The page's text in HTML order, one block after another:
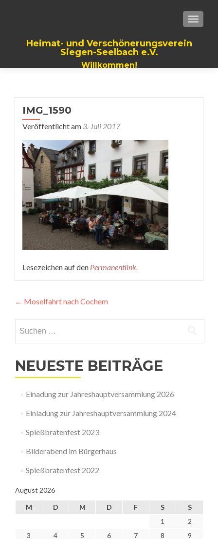
Heimat- und Verschönerungsverein
Siegen-Seelbach e.V.
Willkommen!
IMG_1590
Veröffentlicht am 3. Juli 2017
Lesezeichen auf den Permanentlink.
Beitragsnavigation
← Moselfahrt nach Cochem
nach:
NEUESTE BEITRÄGE
Einadung zur Jahreshauptversammlung 2026
Einladung zur Jahreshauptversammlung 2024
Spießbratenfest 2023
Bilderabend im Bürgerhaus
Spießbratenfest 2022
August 2026
M D M D F S
S
1
2
3
4 5 6 7 8
9